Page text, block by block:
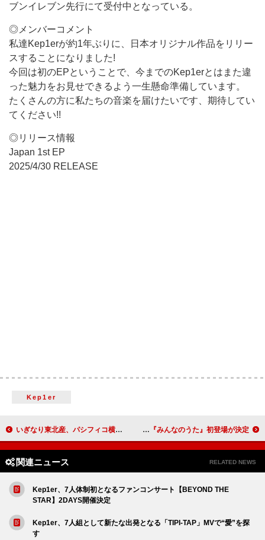
ブンイレブン先行にて受付中となっている。
◎メンバーコメント
私達Kep1erが約1年ぶりに、日本オリジナル作品をリリー
スすることになりました!
今回は初のEPということで、今までのKep1erとはまた違
った魅力をお見せできるよう一生懸命準備しています。
たくさんの方に私たちの音楽を届けたいです、期待してい
てください!!
◎リリース情報
Japan 1st EP
2025/4/30 RELEASE
Kep1er
いぎなり東北産、パシフィコ横浜でのリベンジライブの公式レポ到着 Aqua Timez、NHK『みんなのうた』初登場が決定
関連ニュース RELATED NEWS
Kep1er、7人体制初となるファンコンサート【BEYOND THE
STAR】2DAYS開催決定
Kep1er、7人組として新たな出発となる「TIPI-TAP」MVで“愛”を探
す